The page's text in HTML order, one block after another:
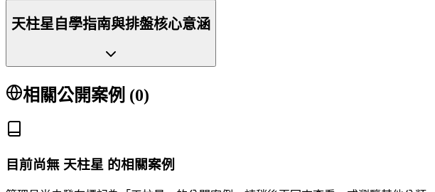
天柱星自學指南與排盤核心意涵
相關公開案例 (0)
目前尚無 天柱星 的相關案例